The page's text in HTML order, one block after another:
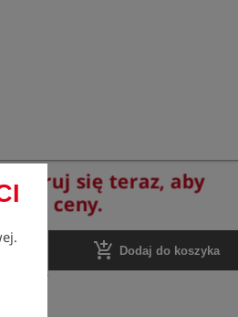
się teraz, aby
ceny.
add_shopping_cart Dodaj do koszyka